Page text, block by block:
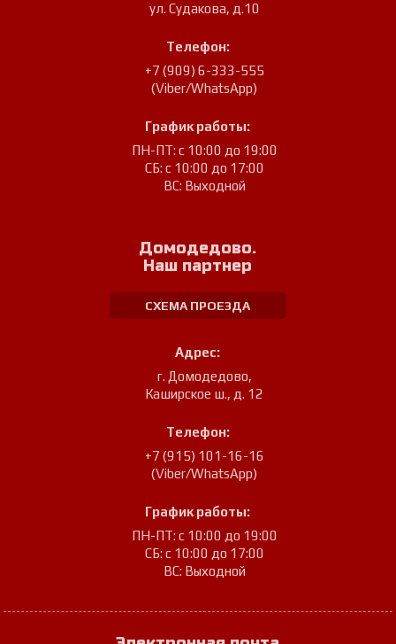
ул. Судакова, д.10
Телефон:
+7 (909) 6-333-555
(Viber/WhatsApp)
График работы:
ПН-ПТ: с 10:00 до 19:00
СБ: с 10:00 до 17:00
ВС: Выходной
Домодедово.
Наш партнер
СХЕМА ПРОЕЗДА
Адрес:
г. Домодедово,
Каширское ш., д. 12
Телефон:
+7 (915) 101-16-16
(Viber/WhatsApp)
График работы:
ПН-ПТ: с 10:00 до 19:00
СБ: с 10:00 до 17:00
ВС: Выходной